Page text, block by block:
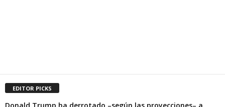
EDITOR PICKS
Donald Trump ha derrotado –según las proyecciones– a